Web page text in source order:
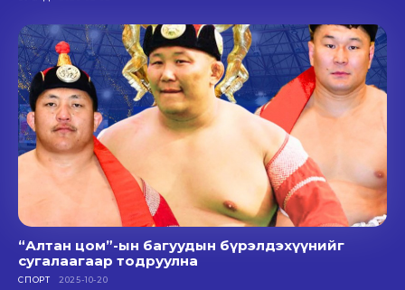
“Алтан цом”-ын багуудын бүрэлдэхүүнийг
сугалаагаар тодруулна
СПОРТ 2025-10-20